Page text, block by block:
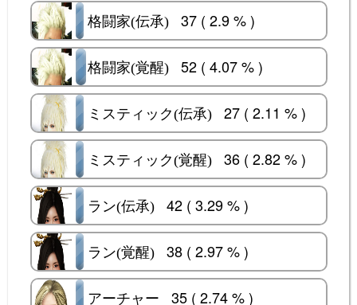
格闘家(伝承)
格闘家(伝承) 37 ( 2.9 % )
格闘家(覚醒)
格闘家(覚醒) 52 ( 4.07 % )
ミスティック(伝承)
ミスティック(伝承) 27 ( 2.11 % )
ミスティック(覚醒)
ミスティック(覚醒) 36 ( 2.82 % )
ラン(伝承)
ラン(伝承) 42 ( 3.29 % )
ラン(覚醒)
ラン(覚醒) 38 ( 2.97 % )
アーチャー
アーチャー 35 ( 2.74 % )